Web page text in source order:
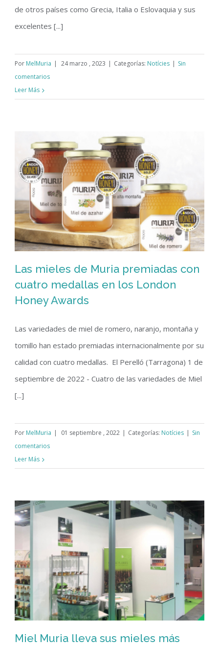
de otros países como Grecia, Italia o Eslovaquia y sus
excelentes [...]
Por MelMuria | 24 marzo , 2023 | Categorías: Notícies | Sin
comentarios
Leer Más
Las mieles de Muria premiadas con
cuatro medallas en los London Honey
Awards
Las mieles de Muria premiadas con
cuatro medallas en los London
Honey Awards
Las variedades de miel de romero, naranjo, montaña y
tomillo han estado premiadas internacionalmente por su
calidad con cuatro medallas. El Perelló (Tarragona) 1 de
septiembre de 2022 - Cuatro de las variedades de Miel
[...]
Por MelMuria | 01 septiembre , 2022 | Categorías: Notícies | Sin
comentarios
Leer Más
Miel Muria lleva sus mieles más